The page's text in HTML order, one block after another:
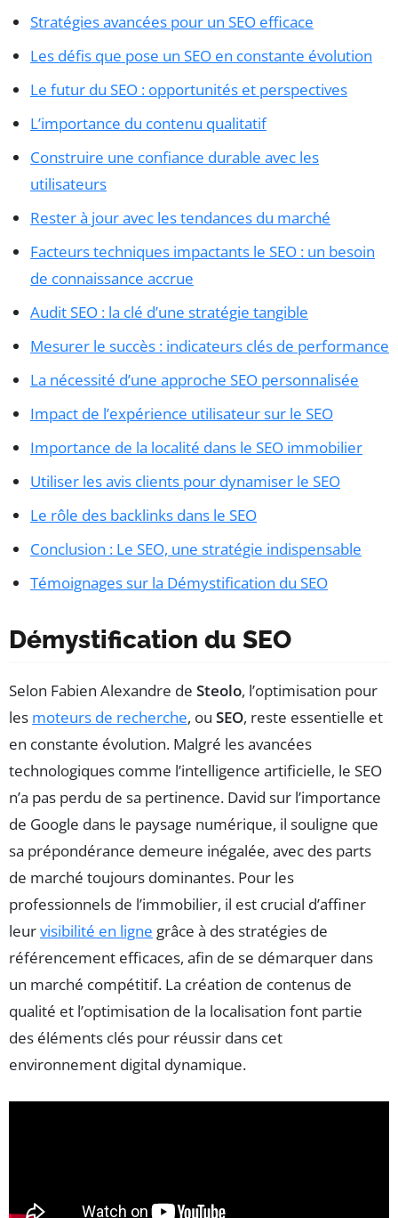
Stratégies avancées pour un SEO efficace
Les défis que pose un SEO en constante évolution
Le futur du SEO : opportunités et perspectives
L’importance du contenu qualitatif
Construire une confiance durable avec les
utilisateurs
Rester à jour avec les tendances du marché
Facteurs techniques impactants le SEO : un besoin
de connaissance accrue
Audit SEO : la clé d’une stratégie tangible
Mesurer le succès : indicateurs clés de performance
La nécessité d’une approche SEO personnalisée
Impact de l’expérience utilisateur sur le SEO
Importance de la localité dans le SEO immobilier
Utiliser les avis clients pour dynamiser le SEO
Le rôle des backlinks dans le SEO
Conclusion : Le SEO, une stratégie indispensable
Témoignages sur la Démystification du SEO
Démystification du SEO
Selon Fabien Alexandre de Steolo, l’optimisation pour
les moteurs de recherche, ou SEO, reste essentielle et
en constante évolution. Malgré les avancées
technologiques comme l’intelligence artificielle, le SEO
n’a pas perdu de sa pertinence. David sur l’importance
de Google dans le paysage numérique, il souligne que
sa prépondérance demeure inégalée, avec des parts
de marché toujours dominantes. Pour les
professionnels de l’immobilier, il est crucial d’affiner
leurvisibilité en ligne grâce à des stratégies de
référencement efficaces, afin de se démarquer dans
un marché compétitif. La création de contenus de
qualité et l’optimisation de la localisation font partie
des éléments clés pour réussir dans cet
environnement digital dynamique.